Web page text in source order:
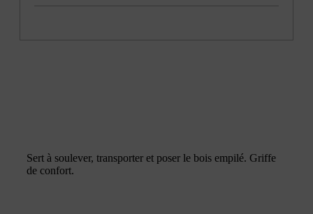
Sert à soulever, transporter et poser le bois empilé. Griffe
de confort.